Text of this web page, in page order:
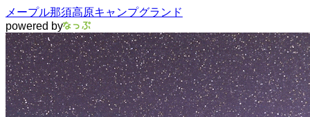
メープル那須高原キャンプグランド
powered by